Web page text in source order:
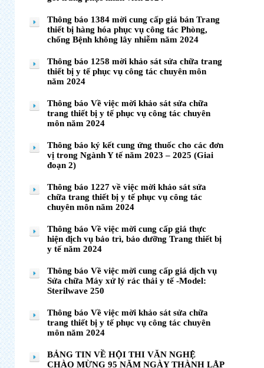
Thông báo 1384 mời cung cấp giá bán Trang
thiết bị hàng hóa phục vụ công tác Phòng,
chống Bệnh không lây nhiễm năm 2024
Thông báo 1258 mời khảo sát sửa chữa trang
thiết bị y tế phục vụ công tác chuyên môn
năm 2024
Thông báo Về việc mời khảo sát sửa chữa
trang thiết bị y tế phục vụ công tác chuyên
môn năm 2024
Thông báo ký kết cung ứng thuốc cho các đơn
vị trong Ngành Y tế năm 2023 – 2025 (Giai
đoạn 2)
Thông báo 1227 về việc mời khảo sát sửa
chữa trang thiết bị y tế phục vụ công tác
chuyên môn năm 2024
Thông báo Về việc mời cung cấp giá thực
hiện dịch vụ bảo trì, bảo dưỡng Trang thiết bị
y tế năm 2024
Thông báo Về việc mời cung cấp giá dịch vụ
Sửa chữa Máy xử lý rác thải y tế -Model:
Sterilwave 250
Thông báo Về việc mời khảo sát sửa chữa
trang thiết bị y tế phục vụ công tác chuyên
môn năm 2024
BẢNG TIN VỀ HỘI THI VĂN NGHỆ
CHÀO MỪNG 95 NĂM NGÀY THÀNH LẬP